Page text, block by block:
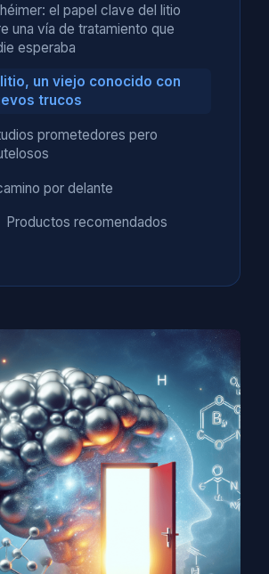
el papel clave del litio
una vía de tratamiento que
esperaba
litio, un viejo conocido con
trucos
prometedores pero
por delante
Productos recomendados